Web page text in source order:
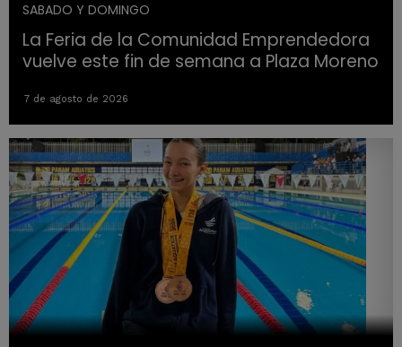
SABADO Y DOMINGO
La Feria de la Comunidad Emprendedora
vuelve este fin de semana a Plaza Moreno
7 de agosto de 2026